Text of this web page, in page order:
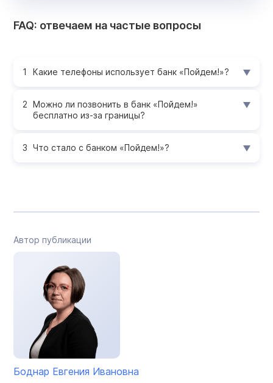
FAQ: отвечаем на частые вопросы
Какие телефоны использует банк «Пойдем!»?
Можно ли позвонить в банк «Пойдем!»
бесплатно из-за границы?
Что стало с банком «Пойдем!»?
Автор публикации
Боднар Евгения Ивановна